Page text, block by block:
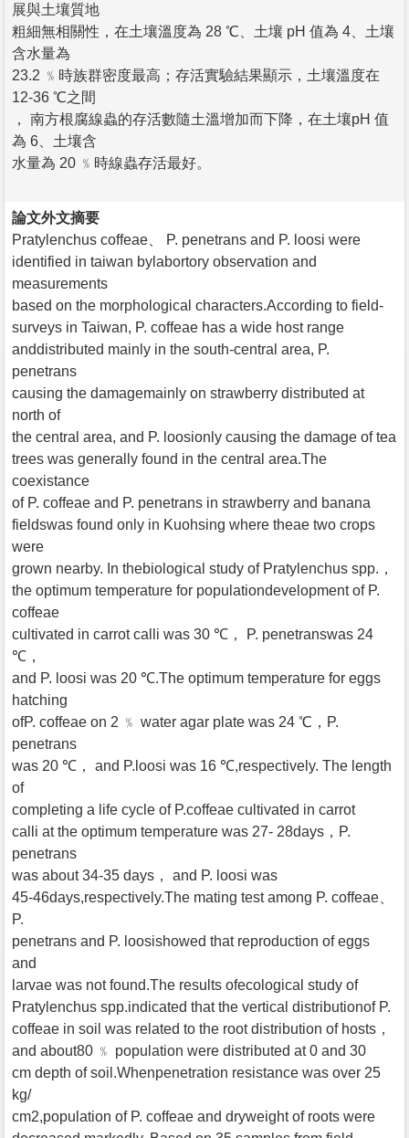
展與土壤質地
粗細無相關性，在土壤溫度為 28 ℃、土壤 pH 值為 4、土壤
含水量為
23.2 ﹪時族群密度最高；存活實驗結果顯示，土壤溫度在
12-36 ℃之間
， 南方根腐線蟲的存活數隨土溫增加而下降，在土壤pH 值
為 6、土壤含
水量為 20 ﹪時線蟲存活最好。
論文外文摘要
Pratylenchus coffeae、 P. penetrans and P. loosi were
identified in taiwan bylabortory observation and
measurements
based on the morphological characters.According to field-
surveys in Taiwan, P. coffeae has a wide host range
anddistributed mainly in the south-central area, P.
penetrans
causing the damagemainly on strawberry distributed at
north of
the central area, and P. loosionly causing the damage of tea
trees was generally found in the central area.The
coexistance
of P. coffeae and P. penetrans in strawberry and banana
fieldswas found only in Kuohsing where theae two crops
were
grown nearby. In thebiological study of Pratylenchus spp.，
the optimum temperature for populationdevelopment of P.
coffeae
cultivated in carrot calli was 30 ℃， P. penetranswas 24
℃，
and P. loosi was 20 ℃.The optimum temperature for eggs
hatching
ofP. coffeae on 2 ﹪ water agar plate was 24 ℃，P.
penetrans
was 20 ℃， and P.loosi was 16 ℃,respectively. The length
of
completing a life cycle of P.coffeae cultivated in carrot
calli at the optimum temperature was 27- 28days，P.
penetrans
was about 34-35 days， and P. loosi was
45-46days,respectively.The mating test among P. coffeae、
P.
penetrans and P. loosishowed that reproduction of eggs
and
larvae was not found.The results ofecological study of
Pratylenchus spp.indicated that the vertical distributionof P.
coffeae in soil was related to the root distribution of hosts，
and about80 ﹪ population were distributed at 0 and 30
cm depth of soil.Whenpenetration resistance was over 25
kg/
cm2,population of P. coffeae and dryweight of roots were